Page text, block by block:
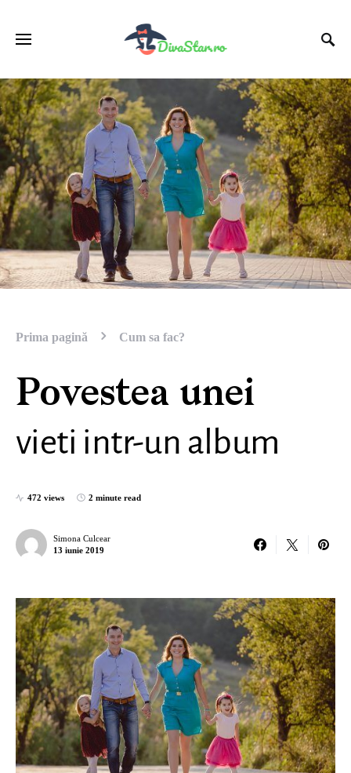
Prima pagină Cum sa fac?
Povestea unei
vieti intr-un album
472 views 2 minute read
Simona Culcear
13 iunie 2019